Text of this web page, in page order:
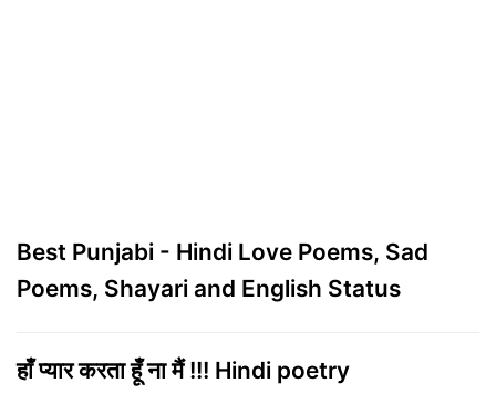
Best Punjabi - Hindi Love Poems, Sad
Poems, Shayari and English Status
हाँ प्यार करता हूँ ना मैं !!! Hindi poetry